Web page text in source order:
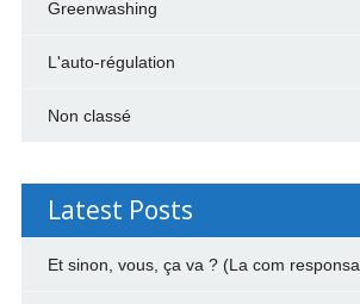
Greenwashing
L'auto-régulation
Non classé
Latest Posts
Et sinon, vous, ça va ? (La com